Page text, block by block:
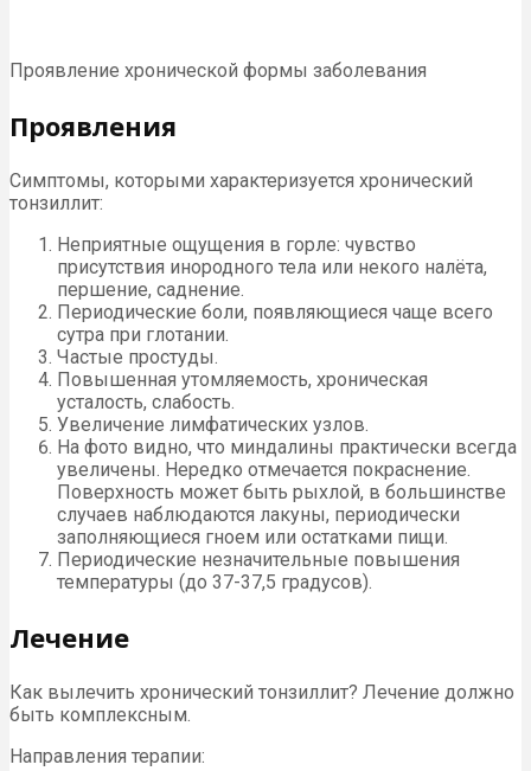
Проявление хронической формы заболевания
Проявления
Симптомы, которыми характеризуется хронический
тонзиллит:
Неприятные ощущения в горле: чувство
присутствия инородного тела или некого налёта,
першение, саднение.
Периодические боли, появляющиеся чаще всего
сутра при глотании.
Частые простуды.
Повышенная утомляемость, хроническая
усталость, слабость.
Увеличение лимфатических узлов.
На фото видно, что миндалины практически всегда
увеличены. Нередко отмечается покраснение.
Поверхность может быть рыхлой, в большинстве
случаев наблюдаются лакуны, периодически
заполняющиеся гноем или остатками пищи.
Периодические незначительные повышения
температуры (до 37-37,5 градусов).
Лечение
Как вылечить хронический тонзиллит? Лечение должно
быть комплексным.
Направления терапии: